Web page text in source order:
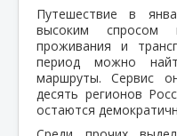
Путешествие в
высоким спросом
проживания и
период можно
маршруты. Сервис
десять регионов
остаются